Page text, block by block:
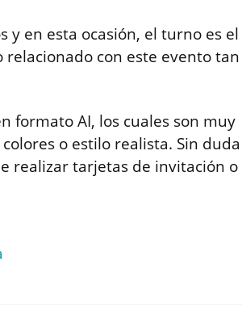
y en esta ocasión, el turno es el
relacionado con este evento tan
formato AI, los cuales son muy
o estilo realista. Sin duda
realizar tarjetas de invitación o